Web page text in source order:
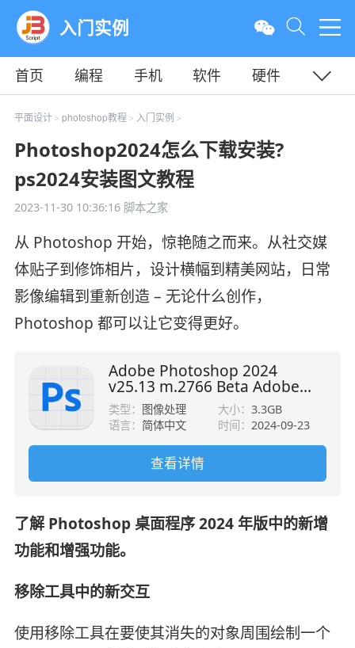
入门实例
首页 编程 手机 软件
硬件
教程
平面 服务器
平面设计> photoshop教程 > 入门实例 >
Photoshop2024怎么下载安装?
ps2024安装图文教程
2023-11-30 10:36:16脚本之家
从 Photoshop 开始，惊艳随之而来。从社交媒
体贴子到修饰相片，设计横幅到精美网站，日常
影像编辑到重新创造 – 无论什么创作，
Photoshop 都可以让它变得更好。
Adobe Photoshop 2024
v25.13 m.2766 Beta Adobe
Firefly 中文直装版+神经滤镜
类型： 图像处理 大小： 3.3GB
语言： 简体中文 时间： 2024-09-23
查看详情
了解 Photoshop 桌面程序 2024 年版中的新增
功能和增强功能。
移除工具中的新交互
使用移除工具在要使其消失的对象周围绘制一个